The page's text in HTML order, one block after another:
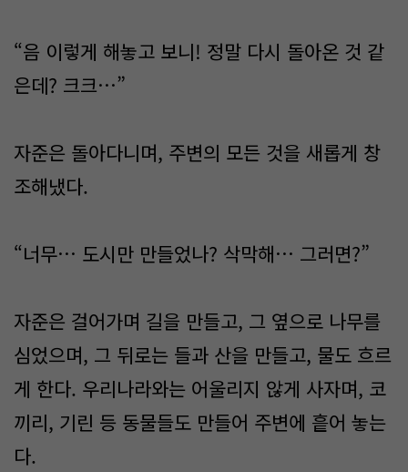
“음 이렇게 해놓고 보니! 정말 다시 돌아온 것 같
은데? 크크…”
자준은 돌아다니며, 주변의 모든 것을 새롭게 창
조해냈다.
“너무… 도시만 만들었나? 삭막해… 그러면?”
자준은 걸어가며 길을 만들고, 그 옆으로 나무를
심었으며, 그 뒤로는 들과 산을 만들고, 물도 흐르
게 한다. 우리나라와는 어울리지 않게 사자며, 코
끼리, 기린 등 동물들도 만들어 주변에 흩어 놓는
다.